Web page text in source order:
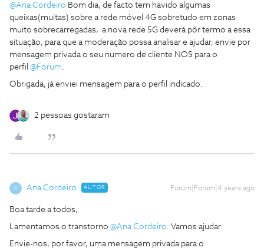
@Ana Cordeiro Bom dia, de facto tem havido algumas
queixas(muitas) sobre a rede móvel 4G sobretudo em zonas
muito sobrecarregadas, a nova rede 5G deverá pôr termo a essa
situação, para que a moderação possa analisar e ajudar, envie por
mensagem privada o seu numero de cliente NOS para o
perfil @Fórum
Obrigada, já enviei mensagem para o perfil indicado.
2 pessoas gostaram
A Ana Cordeiro AUTOR Forum|Forum|4 years ago
Boa tarde a todos,
Lamentamos o transtorno @Ana Cordeiro . Vamos ajudar.
Envie-nos, por favor, uma mensagem privada para o